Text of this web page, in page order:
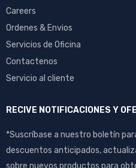
Careers
Ordenes & Envios
Servicios de Oficina
Contactenos
Servicio al cliente
RECIVE NOTIFICACIONES Y
*Suscríbase a nuestro boletín
descuentos anticipados,
sobre nuevos productos para